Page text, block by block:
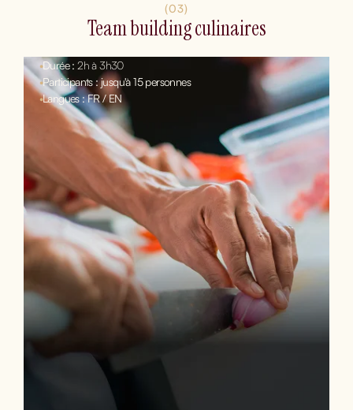
(03)
Team building culinaires
•Durée :2h à 3h30
•Participants : jusqu'à 15 personnes
•Langues : FR / EN